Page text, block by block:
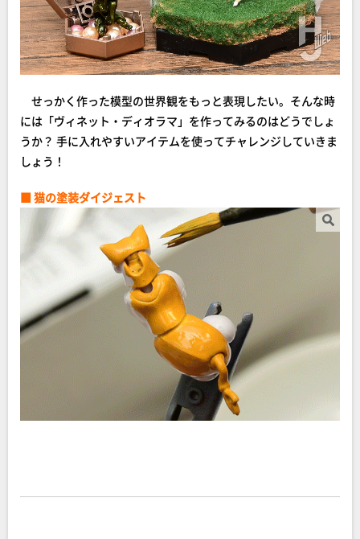
せっかく作った模型の世界観をもっと表現したい。そんな時
には「ヴィネット・ディオラマ」を作ってみるのはどうでしょ
うか？ 手に入れやすいアイテムを使ってチャレンジしていきま
しょう！
■ 猫の塗装ダイジェスト